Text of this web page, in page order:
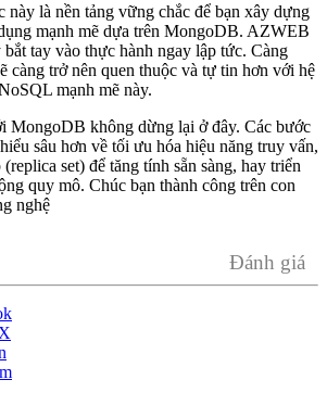
này là nền tảng vững chắc để bạn xây dựng
mạnh mẽ dựa trên MongoDB. AZWEB
tay vào thực hành ngay lập tức. Càng
càng trở nên quen thuộc và tự tin hơn với hệ
mạnh mẽ này.
MongoDB không dừng lại ở đây. Các bước
sâu hơn về tối ưu hóa hiệu năng truy vấn,
set) để tăng tính sẵn sàng, hay triển
quy mô. Chúc bạn thành công trên con
nghệ
Đánh giá